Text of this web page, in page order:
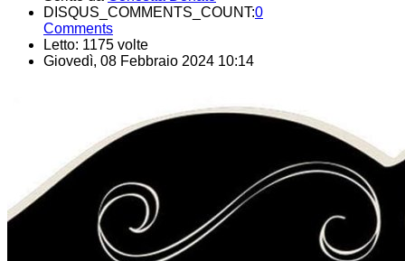
DISQUS_COMMENTS_COUNT:0
Comments
Letto: 1175 volte
Giovedì, 08 Febbraio 2024 10:14